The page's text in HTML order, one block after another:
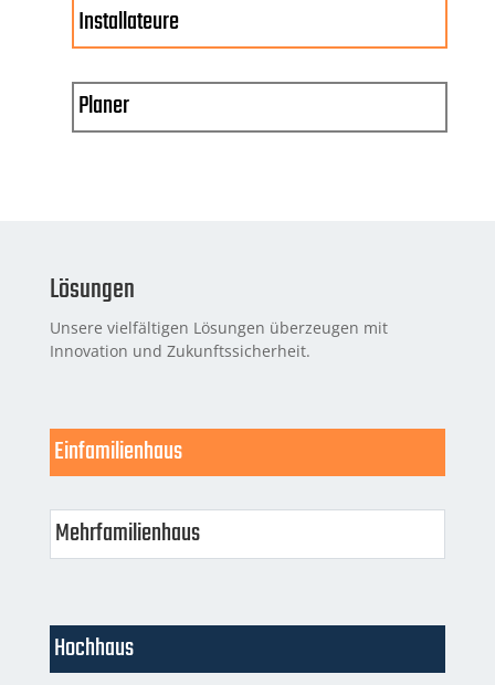
Installateure
Planer
Lösungen
Unsere vielfältigen Lösungen überzeugen mit
Innovation und Zukunftssicherheit.
Einfamilienhaus
Mehrfamilienhaus
Hochhaus